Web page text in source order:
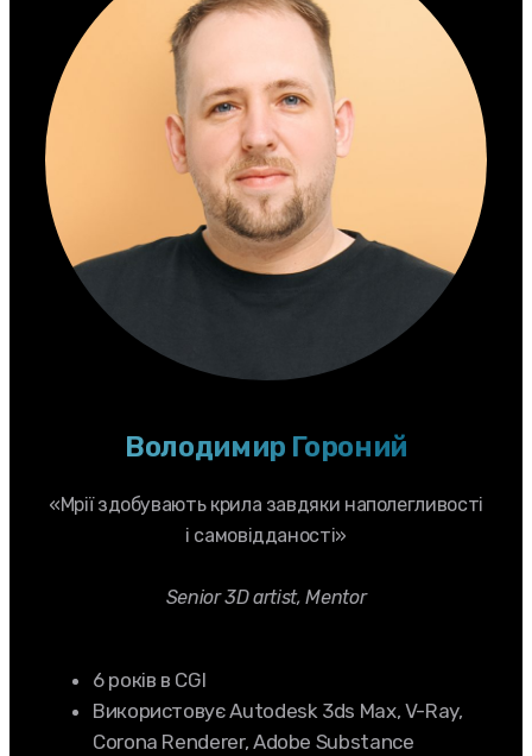
Володимир Гороний
«Мрії здобувають крила завдяки наполегливості
і самовідданості»
Senior 3D artist, Mentor
6 років в CGI
Використовує Autodesk 3ds Max, V-Ray,
Corona Renderer, Adobe Substance